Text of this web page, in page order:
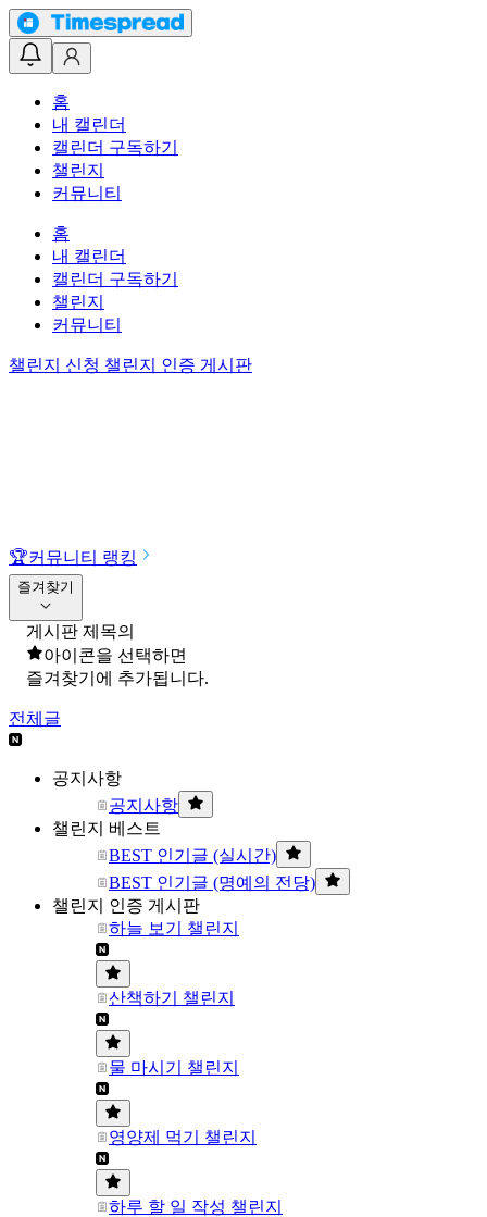
홈
내 캘린더
캘린더 구독하기
챌린지
커뮤니티
홈
내 캘린더
캘린더 구독하기
챌린지
커뮤니티
챌린지 신청 챌린지 인증 게시판
🏆커뮤니티 랭킹
즐겨찾기
게시판 제목의
아이콘을 선택하면
즐겨찾기에 추가됩니다.
전체글
공지사항
공지사항
챌린지 베스트
BEST 인기글 (실시간)
BEST 인기글 (명예의 전당)
챌린지 인증 게시판
하늘 보기 챌린지
산책하기 챌린지
물 마시기 챌린지
영양제 먹기 챌린지
하루 할 일 작성 챌린지